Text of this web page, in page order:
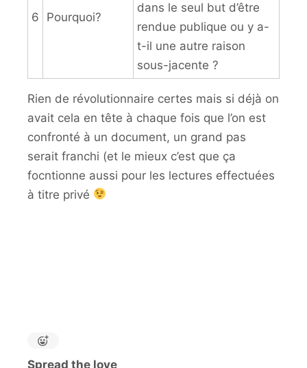
6 Pourquoi?
dans le seul but d’être
rendue publique ou y a-
t-il une autre raison
sous-jacente ?
Rien de révolutionnaire certes mais si déjà on
avait cela en tête à chaque fois que l’on est
confronté à un document, un grand pas
serait franchi (et le mieux c’est que ça
focntionne aussi pour les lectures effectuées
à titre privé
Spread the love